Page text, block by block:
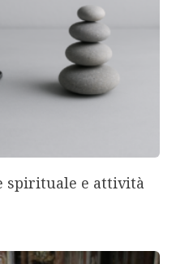
spirituale e attività